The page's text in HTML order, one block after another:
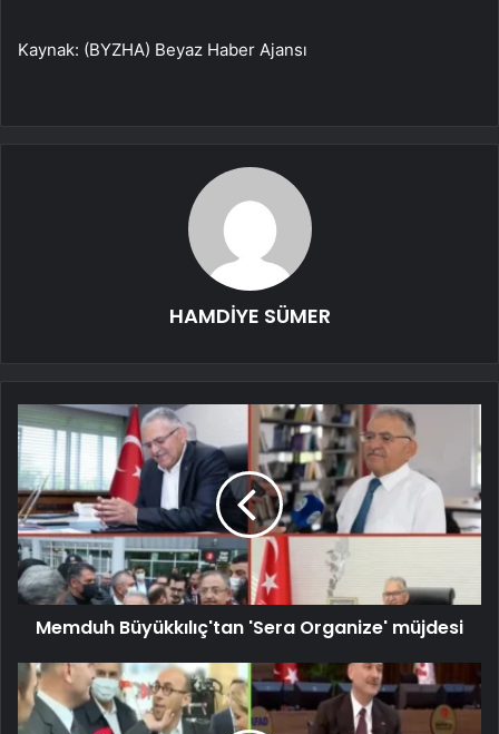
Kaynak: (BYZHA) Beyaz Haber Ajansı
HAMDİYE SÜMER
Memduh Büyükkılıç'tan 'Sera Organize' müjdesi